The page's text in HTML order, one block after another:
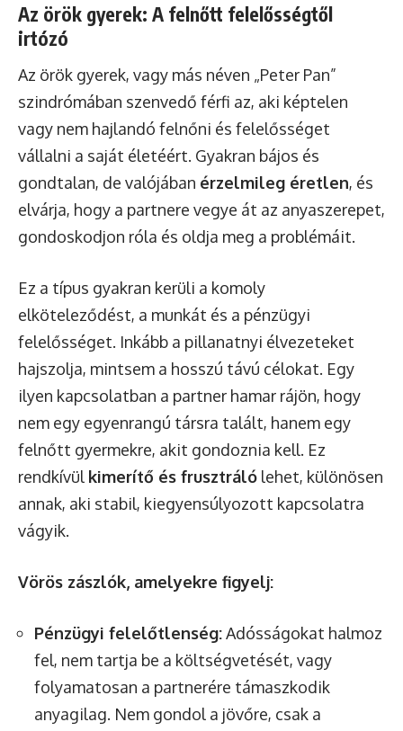
Az örök gyerek: A felnőtt felelősségtől
irtózó
Az örök gyerek, vagy más néven „Peter Pan”
szindrómában szenvedő férfi az, aki képtelen
vagy nem hajlandó felnőni és felelősséget
vállalni a saját életéért. Gyakran bájos és
gondtalan, de valójában érzelmileg éretlen, és
elvárja, hogy a partnere vegye át az anyaszerepet,
gondoskodjon róla és oldja meg a problémáit.
Ez a típus gyakran kerüli a komoly
elköteleződést, a munkát és a pénzügyi
felelősséget. Inkább a pillanatnyi élvezeteket
hajszolja, mintsem a hosszú távú célokat. Egy
ilyen kapcsolatban a partner hamar rájön, hogy
nem egy egyenrangú társra talált, hanem egy
felnőtt gyermekre, akit gondoznia kell. Ez
rendkívül kimerítő és frusztráló lehet, különösen
annak, aki stabil, kiegyensúlyozott kapcsolatra
vágyik.
Vörös zászlók, amelyekre figyelj:
Pénzügyi felelőtlenség:Adósságokat halmoz
fel, nem tartja be a költségvetését, vagy
folyamatosan a partnerére támaszkodik
anyagilag. Nem gondol a jövőre, csak a